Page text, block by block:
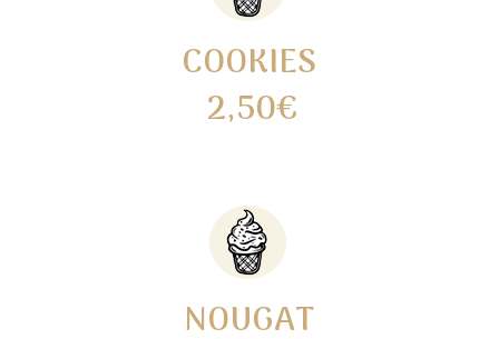
COOKIES
2,50€
NOUGAT